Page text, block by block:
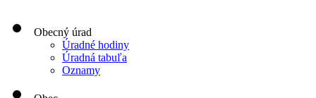
Obecný úrad
Úradné hodiny
Úradná tabuľa
Oznamy